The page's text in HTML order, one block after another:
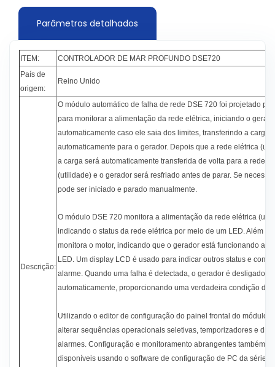
Parâmetros detalhados
ITEM:
CONTROLADOR DE MAR PROFUNDO DSE720
País de
origem:
Reino Unido
Descrição:
O módulo automático de falha de rede DSE 720 foi projetado
para monitorar a alimentação da rede elétrica, iniciando o
automaticamente caso ele saia dos limites, transferindo a carga
automaticamente para o gerador. Depois que a rede elétrica
a carga será automaticamente transferida de volta para a rede
(utilidade) e o gerador será resfriado antes de parar. Se
pode ser iniciado e parado manualmente.
O módulo DSE 720 monitora a alimentação da rede elétrica
indicando o status da rede elétrica por meio de um LED. Além
monitora o motor, indicando que o gerador está funcionando
LED. Um display LCD é usado para indicar outros status e
alarme. Quando uma falha é detectada, o gerador é desligado
automaticamente, proporcionando uma verdadeira condição de
Utilizando o editor de configuração do painel frontal do módulo
alterar sequências operacionais seletivas, temporizadores e
alarmes. Configuração e monitoramento abrangentes também
disponíveis usando o software de configuração de PC da série